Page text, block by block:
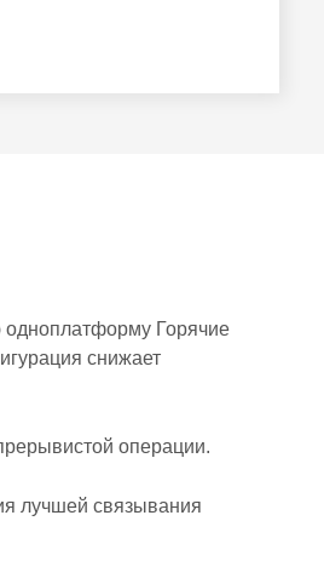
одноплатформу Горячие
снижает
операции.
лучшей связывания